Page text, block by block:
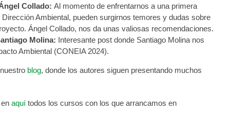
Collado: Al momento de enfrentarnos a una primera
Ambiental, pueden surgirnos temores y dudas sobre
Ángel Collado, nos da unas valiosas recomendaciones.
Molina: Interesante post donde Santiago Molina nos
Ambiental (CONEIA 2024).
blog, donde los autores siguen presentando muchos
aquí todos los cursos con los que arrancamos en